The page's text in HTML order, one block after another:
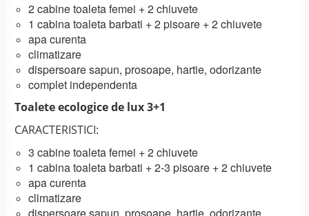
2 cabine toaleta femei + 2 chiuvete
1 cabina toaleta barbati + 2 pisoare + 2 chiuvete
apa curenta
climatizare
dispersoare sapun, prosoape, hartie, odorizante
complet independenta
Toalete ecologice de lux 3+1
CARACTERISTICI:
3 cabine toaleta femei + 2 chiuvete
1 cabina toaleta barbati + 2-3 pisoare + 2 chiuvete
apa curenta
climatizare